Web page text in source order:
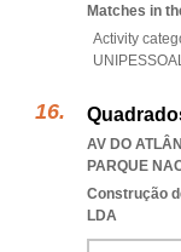
Matches in
Activity
AV DO
PARQUE
Construção
LDA